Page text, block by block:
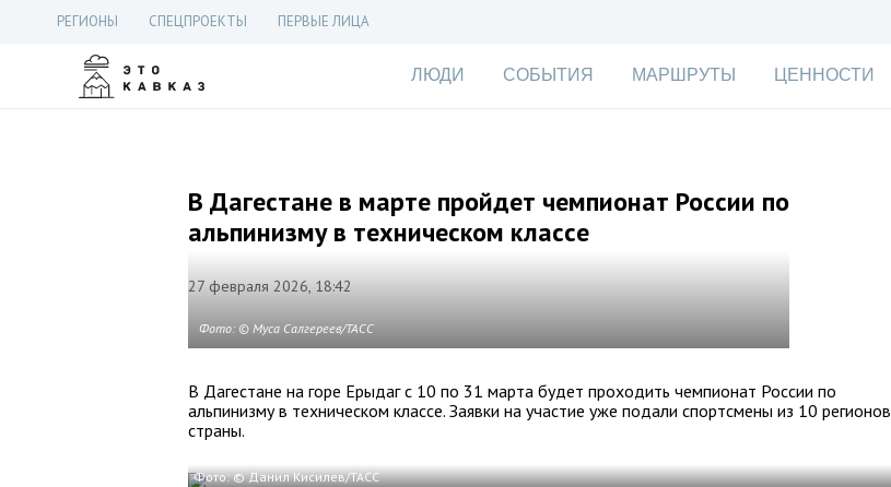
РЕГИОНЫ СПЕЦПРОЕКТЫ ПЕРВЫЕ ЛИЦА
ЛЮДИ СОБЫТИЯ МАРШРУТЫ ЦЕННОСТИ
В Дагестане в марте пройдет чемпионат России по
альпинизму в техническом классе
27 февраля 2026, 18:42
Фото: © Муса Салгереев/ТАСС
В Дагестане на горе Ерыдаг с 10 по 31 марта будет проходить чемпионат России по
альпинизму в техническом классе. Заявки на участие уже подали спортсмены из 10 регионов
страны.
Фото: © Данил Кисилев/ТАСС